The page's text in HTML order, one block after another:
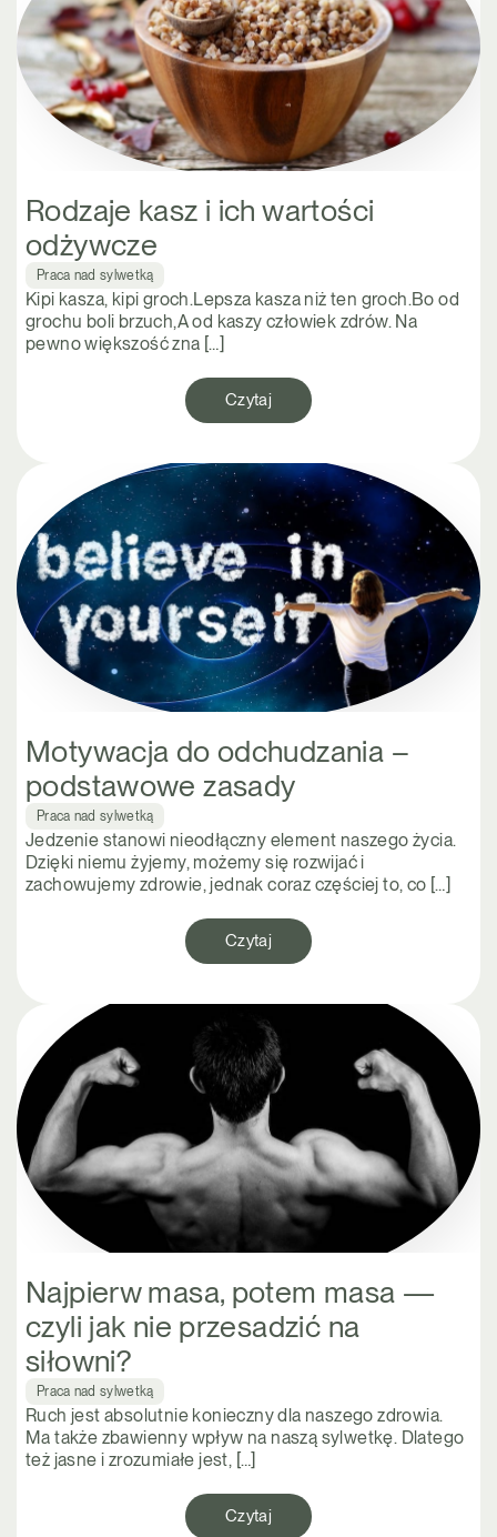
Rodzaje kasz i ich wartości
odżywcze
Praca nad sylwetką
Kipi kasza, kipi groch.Lepsza kasza niż ten groch.Bo od
grochu boli brzuch,A od kaszy człowiek zdrów. Na
pewno większość zna […]
Czytaj
Motywacja do odchudzania –
podstawowe zasady
Praca nad sylwetką
Jedzenie stanowi nieodłączny element naszego życia.
Dzięki niemu żyjemy, możemy się rozwijać i
zachowujemy zdrowie, jednak coraz częściej to, co […]
Czytaj
Najpierw masa, potem masa —
czyli jak nie przesadzić na
siłowni?
Praca nad sylwetką
Ruch jest absolutnie konieczny dla naszego zdrowia.
Ma także zbawienny wpływ na naszą sylwetkę. Dlatego
też jasne i zrozumiałe jest, […]
Czytaj